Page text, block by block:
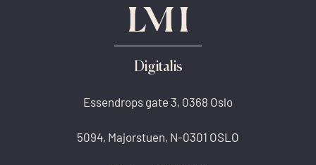
Digitalis
Essendrops gate 3, 0368 Oslo
5094, Majorstuen, N-0301 OSLO